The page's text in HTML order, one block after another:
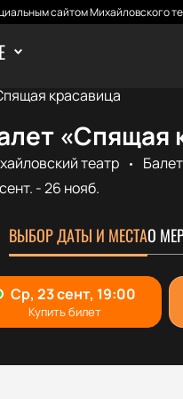
сайтом Михайловского
красавица
«Спящая
театр Балет
-26 нояб.
ВЫБОР ДАТЫ И МЕСТАО